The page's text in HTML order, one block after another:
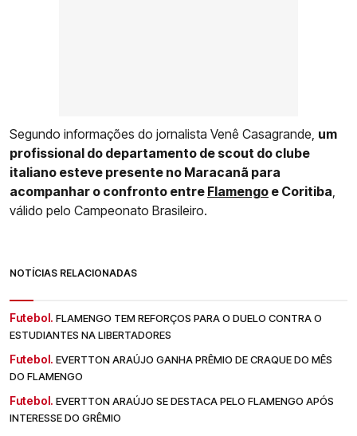
Segundo informações do jornalista Venê Casagrande, um
profissional do departamento de scout do clube
italiano esteve presente no Maracanã para
acompanhar o confronto entre Flamengo e Coritiba
válido pelo Campeonato Brasileiro.
NOTÍCIAS RELACIONADAS
Futebol. FLAMENGO TEM REFORÇOS PARA O DUELO CONTRA O
ESTUDIANTES NA LIBERTADORES
Futebol. EVERTTON ARAÚJO GANHA PRÊMIO DE CRAQUE DO MÊS
DO FLAMENGO
Futebol. EVERTTON ARAÚJO SE DESTACA PELO FLAMENGO APÓS
INTERESSE DO GRÊMIO